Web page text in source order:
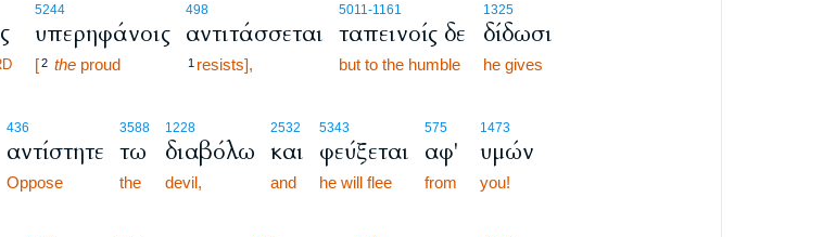
5244
υπερηφάνοις
[ 2 theproud
498
αντιτάσσεται
1 resists],
5011-1161
ταπεινοίς δε
but to the humble
1325
δίδωσι
he gives
436
αντίστητε
Oppose
3588
τω
the
1228
διαβόλω
devil,
2532
και
and
5343
φεύξεται
he will flee
575
αφ'
from
1473
υμών
you!